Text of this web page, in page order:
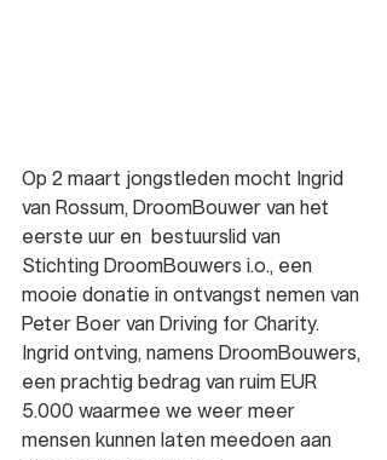
Op 2 maart jongstleden mocht Ingrid
van Rossum, DroomBouwer van het
eerste uur en  bestuurslid van
Stichting DroomBouwers i.o., een
mooie donatie in ontvangst nemen van
Peter Boer van Driving for Charity.
Ingrid ontving, namens DroomBouwers,
een prachtig bedrag van ruim EUR
5.000 waarmee we weer meer
mensen kunnen laten meedoen aan